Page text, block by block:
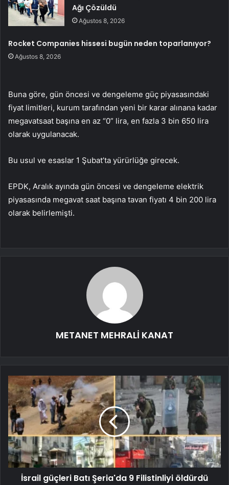
Ağı Çözüldü
Ağustos 8, 2026
Rocket Companies hissesi bugün neden toparlanıyor?
Ağustos 8, 2026
Buna göre, gün öncesi ve dengeleme güç piyasasındaki
fiyat limitleri, kurum tarafından yeni bir karar alınana kadar
megavatsaat başına en az “0” lira, en fazla 3 bin 650 lira
olarak uygulanacak.
Bu usul ve esaslar 1 Şubat’ta yürürlüğe girecek.
EPDK, Aralık ayında gün öncesi ve dengeleme elektrik
piyasasında megavat saat başına tavan fiyatı 4 bin 200 lira
olarak belirlemişti.
METANET MEHRALİ KANAT
İsrail güçleri Batı Şeria'da 9 Filistinliyi öldürdü